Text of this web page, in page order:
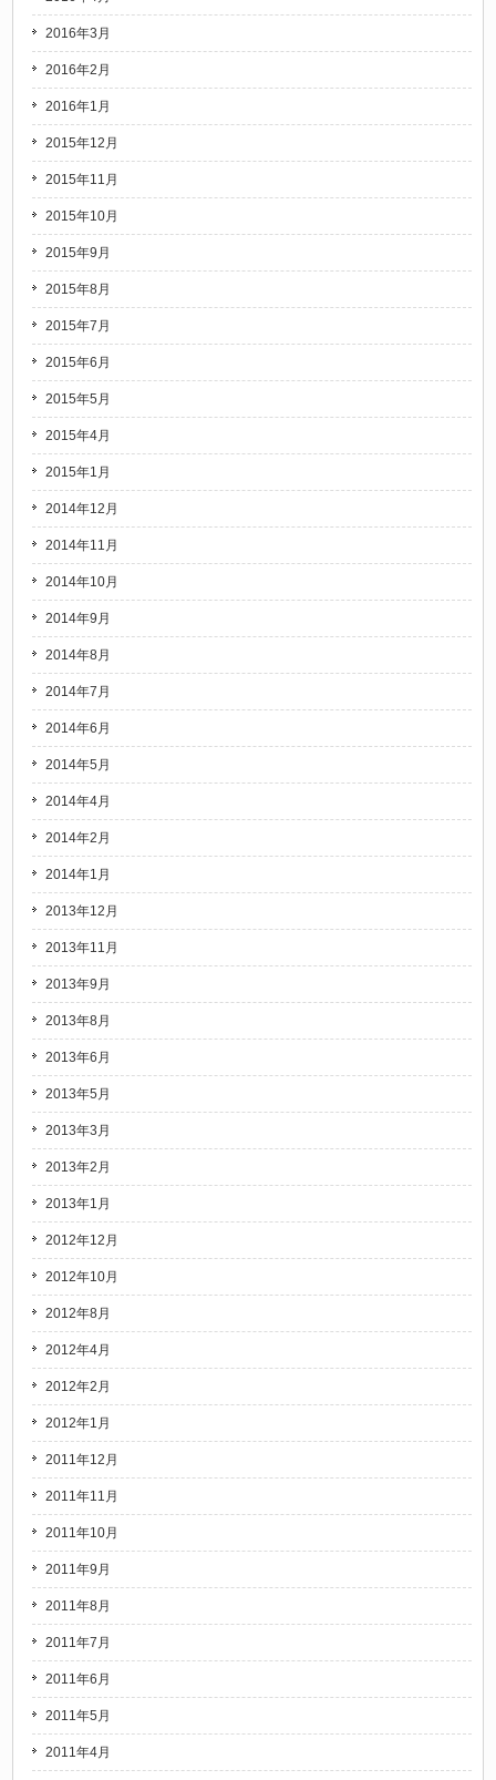
2016年3月
2016年2月
2016年1月
2015年12月
2015年11月
2015年10月
2015年9月
2015年8月
2015年7月
2015年6月
2015年5月
2015年4月
2015年1月
2014年12月
2014年11月
2014年10月
2014年9月
2014年8月
2014年7月
2014年6月
2014年5月
2014年4月
2014年2月
2014年1月
2013年12月
2013年11月
2013年9月
2013年8月
2013年6月
2013年5月
2013年3月
2013年2月
2013年1月
2012年12月
2012年10月
2012年8月
2012年4月
2012年2月
2012年1月
2011年12月
2011年11月
2011年10月
2011年9月
2011年8月
2011年7月
2011年6月
2011年5月
2011年4月